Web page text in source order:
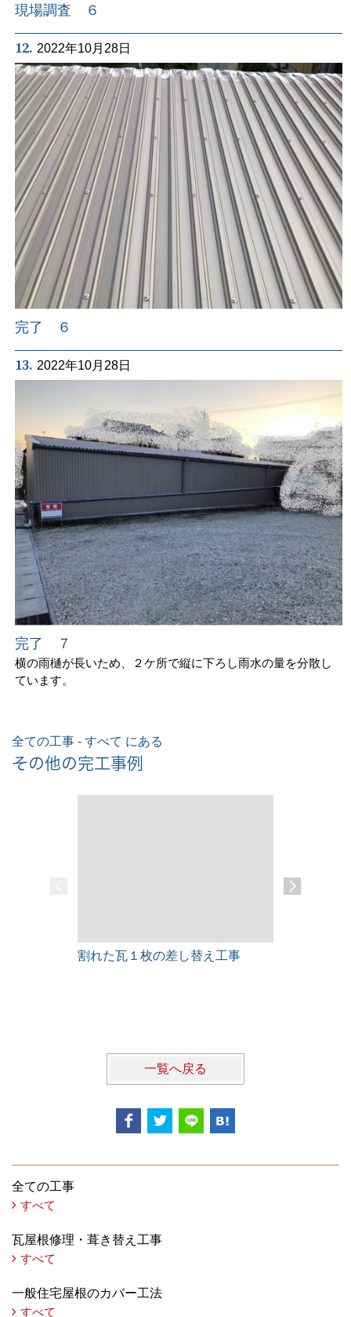
現場調査 ６
12. 2022年10月28日
完了 ６
13. 2022年10月28日
完了 ７
横の雨樋が長いため、２ケ所で縦に下ろし雨水の量を分散し
ています。
全ての工事 - すべて にある
その他の完工事例
割れた瓦１枚の差し替え工事
一覧へ戻る
全ての工事
すべて
瓦屋根修理・葺き替え工事
すべて
一般住宅屋根のカバー工法
すべて